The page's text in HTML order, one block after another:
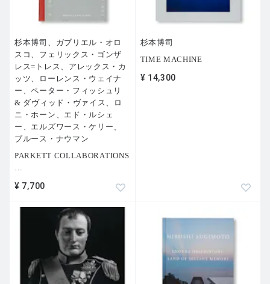
杉本博司、ガブリエル・オロ
スコ、フェリックス・ゴンザ
レス=トレス、アレックス・カ
ッツ、ローレンス・ウェイナ
ー、ペーター・フィッシュリ
& ダヴィッド・ヴァイス、ロ
ニ・ホーン、エド・ルシェ
ー、エルズワース・ケリー、
ブルース・ナウマン
PARKETT COLLABORATIONS
¥ 7,700
杉本博司
TIME MACHINE
¥ 14,300